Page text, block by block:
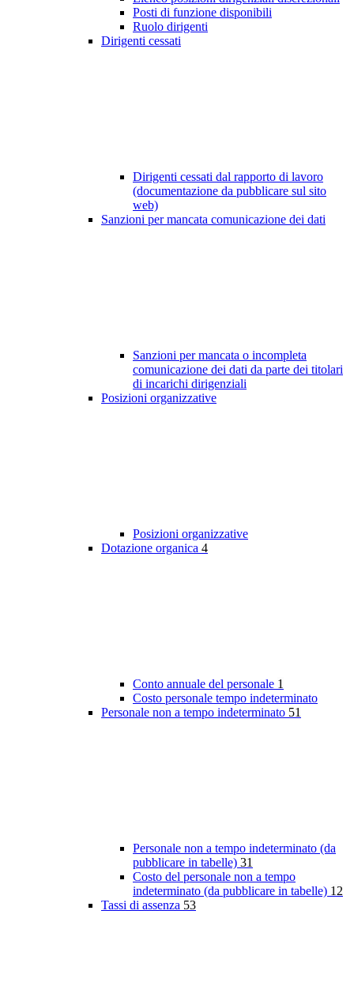
Posti di funzione disponibili
Ruolo dirigenti
Dirigenti cessati
Dirigenti cessati dal rapporto di lavoro
(documentazione da pubblicare sul sito
web)
Sanzioni per mancata comunicazione dei dati
Sanzioni per mancata o incompleta
comunicazione dei dati da parte dei titolari
di incarichi dirigenziali
Posizioni organizzative
Posizioni organizzative
Dotazione organica 4
Conto annuale del personale 1
Costo personale tempo indeterminato
Personale non a tempo indeterminato 51
Personale non a tempo indeterminato (da
pubblicare in tabelle) 31
Costo del personale non a tempo
indeterminato (da pubblicare in tabelle) 12
Tassi di assenza 53